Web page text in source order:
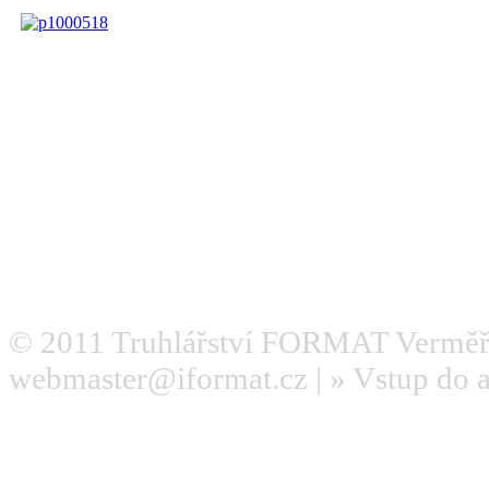
© 2011 Truhlářství FORMAT
webmaster@iformat.cz | » Vstup do